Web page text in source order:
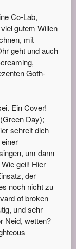
Co-Lab,
gutem Willen
mit
geht und auch
Goth-
Ein Cover!
Day);
schreit dich
um dann
geil! Hier
der
noch nicht zu
of broken
und sehr
Neid, wetten?